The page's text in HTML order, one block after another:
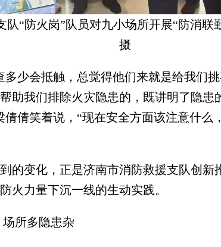
队“防火岗”队员对九小场所开展“防消联
摄
少会抵触，总觉得他们来就是给我们挑
助我们排除火灾隐患的，既讲明了隐患
倩倩笑着说，“现在安全方面该注意什么
变化，正是济南市消防救援支队创新
火力量下沉一线的生动实践。
所多隐患杂